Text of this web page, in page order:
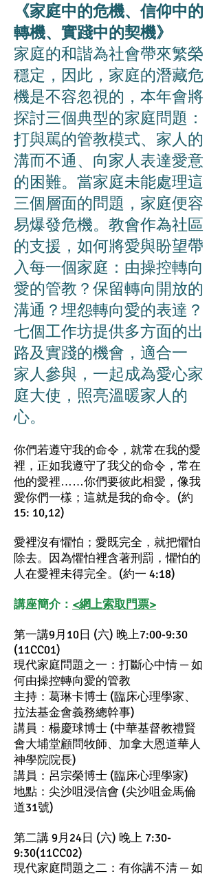
《家庭中的危機、信仰中的
轉機、實踐中的契機》
家庭的和諧為社會帶來繁榮
穩定，因此，家庭的潛藏危
機是不容忽視的，本年會將
探討三個典型的家庭問題：
打與駡的管教模式、家人的
溝而不通、向家人表達愛意
的困難。當家庭未能處理這
三個層面的問題，家庭便容
易爆發危機。教會作為社區
的支援，如何將愛與盼望帶
入每一個家庭：由操控轉向
愛的管教？保留轉向開放的
溝通？埋怨轉向愛的表達？
七個工作坊提供多方面的出
路及實踐的機會，適合一
家人參與，一起成為愛心家
庭大使，照亮溫暖家人的
心。
你們若遵守我的命令，就常在我的愛
裡，正如我遵守了我父的命令，常在
他的愛裡……你們要彼此相愛，像我
愛你們一樣；這就是我的命令。(約
15: 10,12)
愛裡沒有懼怕；愛既完全，就把懼怕
除去。因為懼怕裡含著刑罰，懼怕的
人在愛裡未得完全。(約一 4:18)
講座簡介： <網上索取門票>
第一講9月10日 (六) 晚上7:00-9:30
(11CC01)
現代家庭問題之一：打斷心中情 ─ 如
何由操控轉向愛的管教
主持：葛琳卡博士 (臨床心理學家、
拉法基金會義務總幹事)
講員：楊慶球博士 (中華基督教禮賢
會大埔堂顧問牧師、加拿大恩道華人
神學院院長)
講員：呂宗榮博士 (臨床心理學家)
地點：尖沙咀浸信會 (尖沙咀金馬倫
道31號)
第二講 9月24日 (六) 晚上 7:30-
9:30(11CC02)
現代家庭問題之二：有你講不清 ─ 如